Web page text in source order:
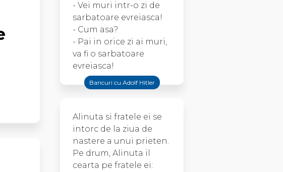
- Vei muri intr-o zi de
sarbatoare evreiasca!
- Cum asa?
- Pai in orice zi ai muri,
va fi o sarbatoare
evreiasca!
Bancuri cu Adolf Hitler
Alinuta si fratele ei se
intorc de la ziua de
nastere a unui prieten.
Pe drum, Alinuta il
cearta pe fratele ei: